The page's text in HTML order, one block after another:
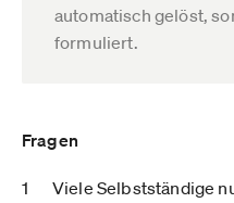
automatisch gelöst,
formuliert.
Fragen
Viele Selbstständige